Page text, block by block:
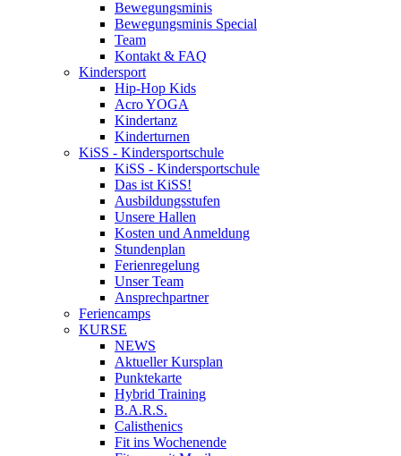
Bewegungsminis
Bewegungsminis Special
Team
Kontakt & FAQ
Kindersport
Hip-Hop Kids
Acro YOGA
Kindertanz
Kinderturnen
KiSS - Kindersportschule
KiSS - Kindersportschule
Das ist KiSS!
Ausbildungsstufen
Unsere Hallen
Kosten und Anmeldung
Stundenplan
Ferienregelung
Unser Team
Ansprechpartner
Feriencamps
KURSE
NEWS
Aktueller Kursplan
Punktekarte
Hybrid Training
B.A.R.S.
Calisthenics
Fit ins Wochenende